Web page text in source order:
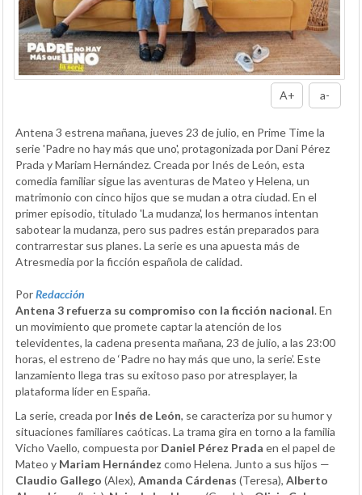
A+ a-
Antena 3 estrena mañana, jueves 23 de julio, en Prime Time la
serie 'Padre no hay más que uno', protagonizada por Dani Pérez
Prada y Mariam Hernández. Creada por Inés de León, esta
comedia familiar sigue las aventuras de Mateo y Helena, un
matrimonio con cinco hijos que se mudan a otra ciudad. En el
primer episodio, titulado 'La mudanza', los hermanos intentan
sabotear la mudanza, pero sus padres están preparados para
contrarrestar sus planes. La serie es una apuesta más de
Atresmedia por la ficción española de calidad.
PorRedacción
Antena 3 refuerza su compromiso con la ficción nacional. En
un movimiento que promete captar la atención de los
televidentes, la cadena presenta mañana, 23 de julio, a las 23:00
horas, el estreno de ‘Padre no hay más que uno, la serie’. Este
lanzamiento llega tras su exitoso paso por atresplayer, la
plataforma líder en España.
La serie, creada por Inés de León, se caracteriza por su humor y
situaciones familiares caóticas. La trama gira en torno a la familia
Vicho Vaello, compuesta por Daniel Pérez Prada en el papel de
Mateo y Mariam Hernández como Helena. Junto a sus hijos —
Claudio Gallego (Alex), Amanda Cárdenas (Teresa), Alberto